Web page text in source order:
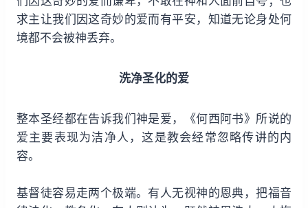
求主让我们因这奇妙的爱而有平安，知道无论身处何
境都不会被神丢弃。
洗净圣化的爱
整本圣经都在告诉我们神是爱，《何西阿书》所说的
爱主要表现为洁净人，这是教会经常忽略传讲的内
容。
基督徒容易走两个极端。有人无视神的恩典，把福音